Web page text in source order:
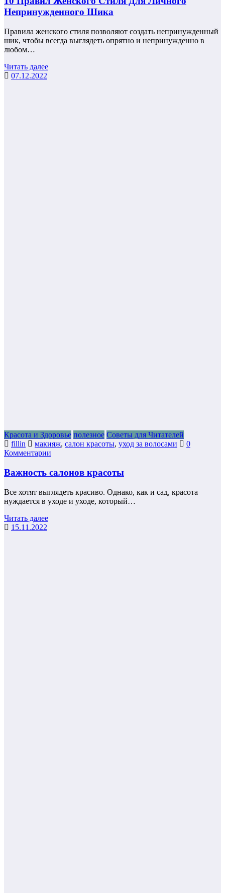
Непринужденного Шика
Правила женского стиля позволяют создать непринужденный
шик, чтобы всегда выглядеть опрятно и непринужденно в
любом…
Читать далее
07.12.2022
Красота и Здоровье полезное Советы для Читателей
fillin
макияж, салон красоты, уход за волосами
0
Комментарии
Важность салонов красоты
Все хотят выглядеть красиво. Однако, как и сад, красота
нуждается в уходе и уходе, который…
Читать далее
15.11.2022